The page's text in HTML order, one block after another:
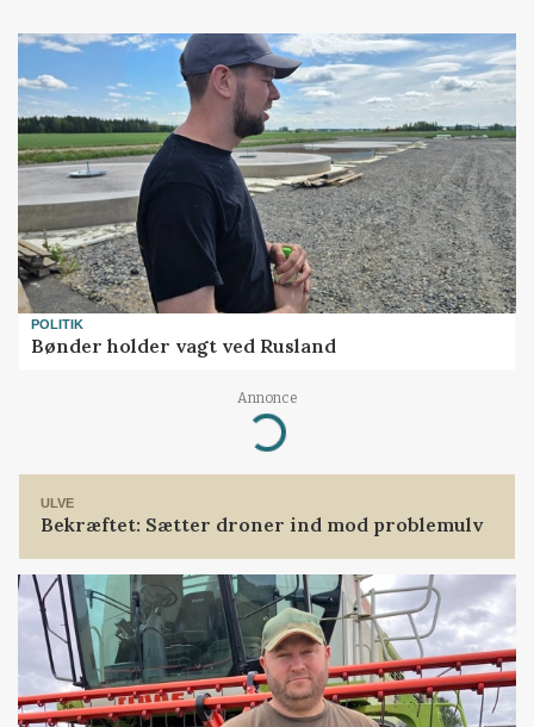
POLITIK
Bønder holder vagt ved Rusland
Annonce
Loading...
ULVE
Bekræftet: Sætter droner ind mod problemulv